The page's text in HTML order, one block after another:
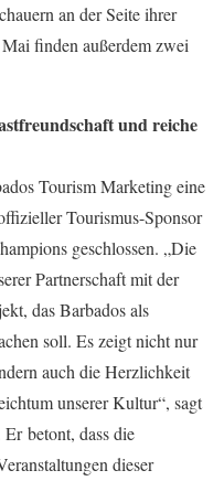
an der Seite ihrer
finden außerdem zwei
und reiche
Tourism Marketing eine
Tourismus-Sponsor
geschlossen. „Die
Partnerschaft mit der
das Barbados als
soll. Es zeigt nicht nur
auch die Herzlichkeit
unserer Kultur“, sagt
betont, dass die
dieser